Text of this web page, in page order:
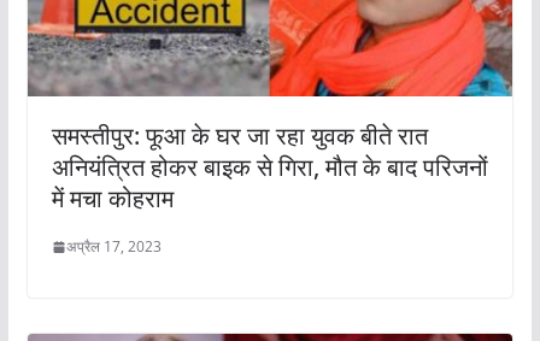
समस्तीपुर: फूआ के घर जा रहा युवक बीते रात
अनियंत्रित होकर बाइक से गिरा, मौत के बाद परिजनों
में मचा कोहराम
अप्रैल 17, 2023